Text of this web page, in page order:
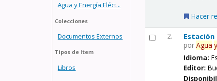
Agua y Energía Eléct...
Colecciones
Documentos Externos
Tipos de ítem
Libros
Hacer
2.
porAgua
Idioma:
Editor: